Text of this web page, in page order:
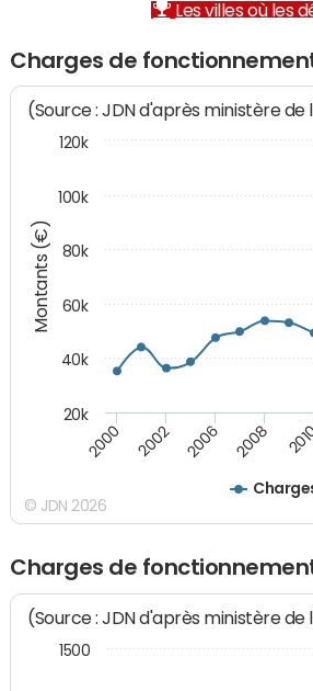
Les villes où les
Charges de
Montants (€)
(Source : JDN d'après ministère de
2000 2002 2006 2008
20k
40k
60k
80k
100k
120k
© JDN 2026
Charges de
(Source : JDN d'après ministère de
1500